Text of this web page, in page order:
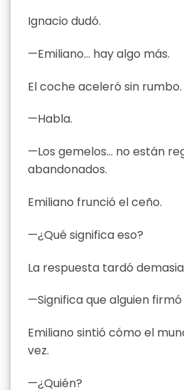
Ignacio dudó.
—Emiliano… hay algo más.
El coche aceleró sin rumbo.
—Habla.
—Los gemelos… no están
abandonados.
Emiliano frunció el ceño.
—¿Qué significa eso?
La respuesta tardó
—Significa que alguien
Emiliano sintió cómo el
vez.
—¿Quién?